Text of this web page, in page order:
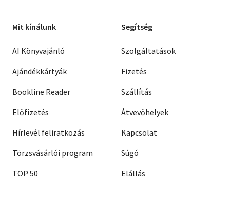
Mit kínálunk
AI Könyvajánló
Ajándékkártyák
Bookline Reader
Előfizetés
Hírlevél feliratkozás
Törzsvásárlói program
TOP 50
Segítség
Szolgáltatások
Fizetés
Szállítás
Átvevőhelyek
Kapcsolat
Súgó
Elállás